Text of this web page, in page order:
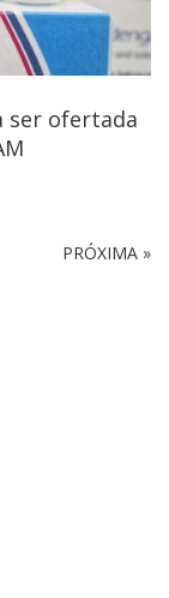
ser ofertada
PRÓXIMA »